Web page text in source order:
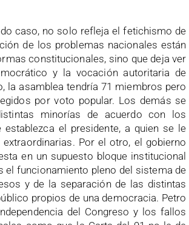
caso, no solo refleja el fetichismo de
de los problemas nacionales están
constitucionales, sino que deja ver
y la vocación autoritaria de
la asamblea tendría 71 miembros pero
por voto popular. Los demás se
minorías de acuerdo con los
establezca el presidente, a quien se le
Por el otro, el gobierno
en un supuesto bloque institucional
el funcionamiento pleno del sistema de
y de la separación de las distintas
propios de una democracia. Petro
del Congreso y los fallos